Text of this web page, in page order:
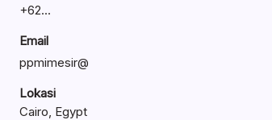
+62...
Email
ppmimesir@
Lokasi
Cairo, Egypt